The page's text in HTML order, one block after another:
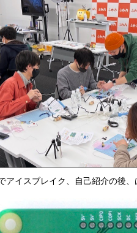
アイスブレイク、自己紹介の後、